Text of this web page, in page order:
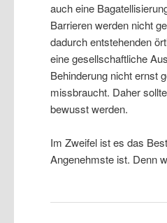
auch eine
Barrieren werden nicht
dadurch entstehenden
eine gesellschaftliche
Behinderung nicht ernst
missbraucht. Daher
bewusst werden.
Im Zweifel ist es das
Angenehmste ist. Denn